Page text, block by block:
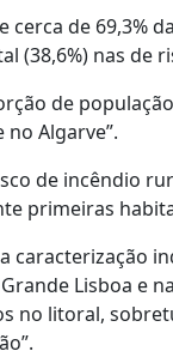
cerca de 69,3%
(38,6%) nas de
de
Algarve”.
de incêndio
primeiras
caracterização
Lisboa e
no litoral,